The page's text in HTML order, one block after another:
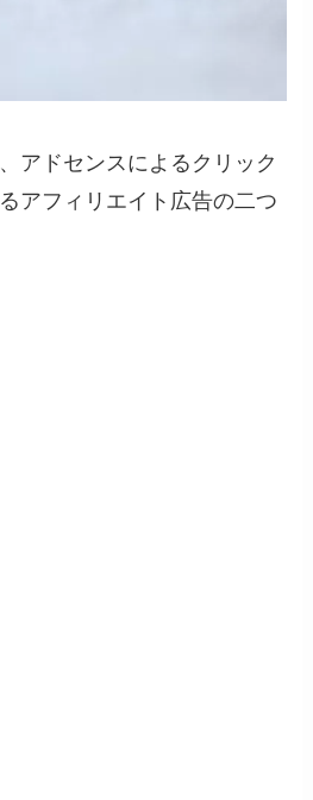
アドセンスによるクリック
アフィリエイト広告の二つ